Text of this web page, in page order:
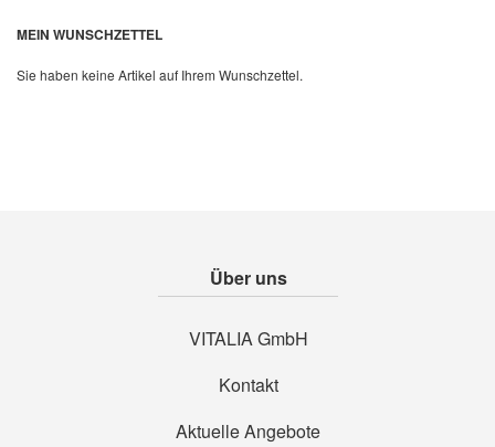
Quickview
MEIN WUNSCHZETTEL
Sie haben keine Artikel auf Ihrem Wunschzettel.
Über uns
VITALIA GmbH
Kontakt
Aktuelle Angebote